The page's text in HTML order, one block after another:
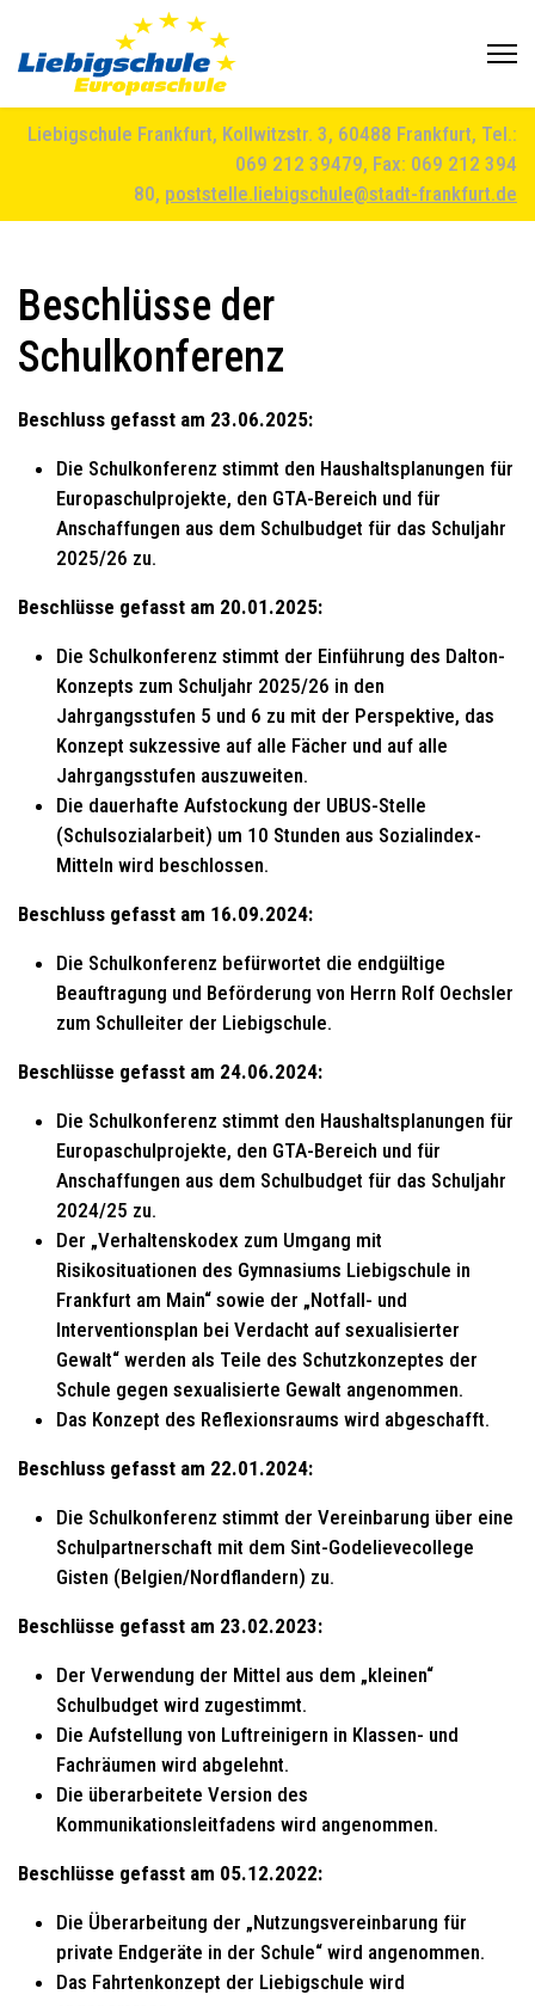
Liebigschule Frankfurt, Kollwitzstr. 3, 60488 Frankfurt, Tel.:
069 212 39479, Fax: 069 212 394
80, poststelle.liebigschule@stadt-frankfurt.de
Beschlüsse der
Schulkonferenz
Beschluss gefasst am 23.06.2025:
Die Schulkonferenz stimmt den Haushaltsplanungen für
Europaschulprojekte, den GTA-Bereich und für
Anschaffungen aus dem Schulbudget für das Schuljahr
2025/26 zu.
Beschlüsse gefasst am 20.01.2025:
Die Schulkonferenz stimmt der Einführung des Dalton-
Konzepts zum Schuljahr 2025/26 in den
Jahrgangsstufen 5 und 6 zu mit der Perspektive, das
Konzept sukzessive auf alle Fächer und auf alle
Jahrgangsstufen auszuweiten.
Die dauerhafte Aufstockung der UBUS-Stelle
(Schulsozialarbeit) um 10 Stunden aus Sozialindex-
Mitteln wird beschlossen.
Beschluss gefasst am 16.09.2024:
Die Schulkonferenz befürwortet die endgültige
Beauftragung und Beförderung von Herrn Rolf Oechsler
zum Schulleiter der Liebigschule.
Beschlüsse gefasst am 24.06.2024:
Die Schulkonferenz stimmt den Haushaltsplanungen für
Europaschulprojekte, den GTA-Bereich und für
Anschaffungen aus dem Schulbudget für das Schuljahr
2024/25 zu.
Der „Verhaltenskodex zum Umgang mit
Risikosituationen des Gymnasiums Liebigschule in
Frankfurt am Main“ sowie der „Notfall- und
Interventionsplan bei Verdacht auf sexualisierter
Gewalt“ werden als Teile des Schutzkonzeptes der
Schule gegen sexualisierte Gewalt angenommen.
Das Konzept des Reflexionsraums wird abgeschafft.
Beschluss gefasst am 22.01.2024:
Die Schulkonferenz stimmt der Vereinbarung über eine
Schulpartnerschaft mit dem Sint-Godelievecollege
Gisten (Belgien/Nordflandern) zu.
Beschlüsse gefasst am 23.02.2023:
Der Verwendung der Mittel aus dem „kleinen“
Schulbudget wird zugestimmt.
Die Aufstellung von Luftreinigern in Klassen- und
Fachräumen wird abgelehnt.
Die überarbeitete Version des
Kommunikationsleitfadens wird angenommen.
Beschlüsse gefasst am 05.12.2022:
Die Überarbeitung der „Nutzungsvereinbarung für
private Endgeräte in der Schule“ wird angenommen.
Das Fahrtenkonzept der Liebigschule wird